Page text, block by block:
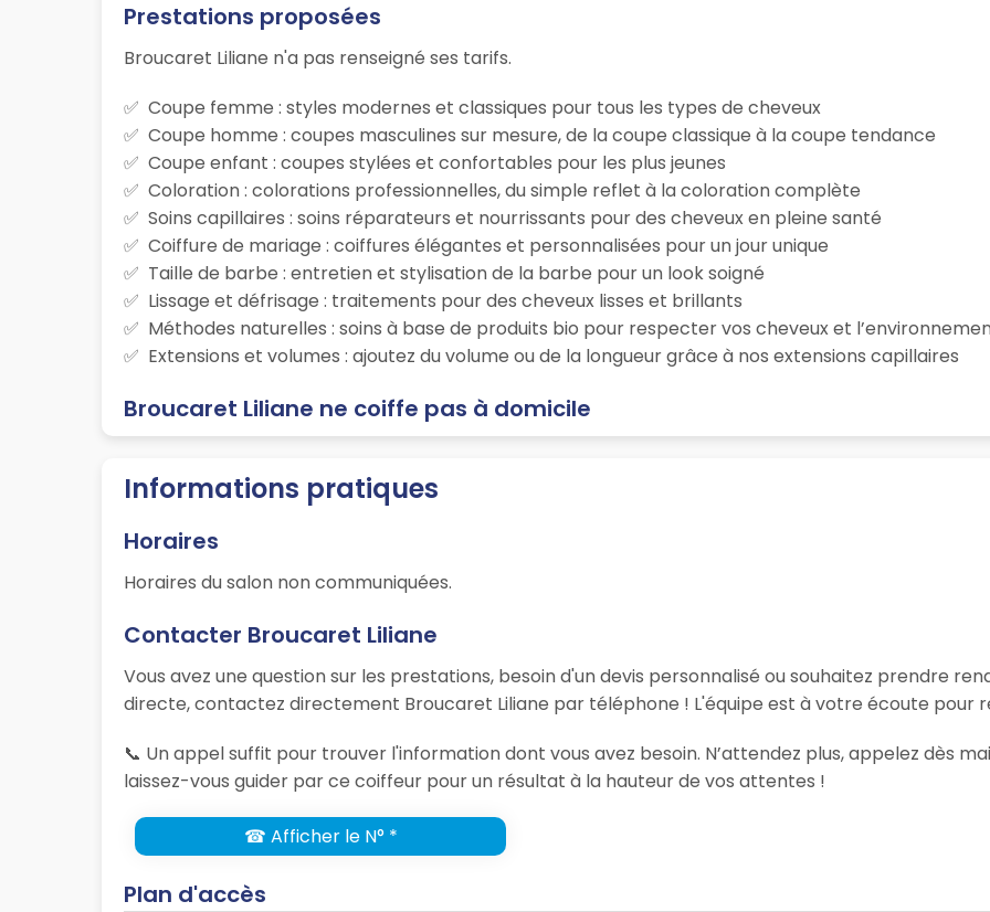
Prestations proposées
Broucaret Liliane n'a pas renseigné ses tarifs.
Coupe femme : styles modernes et classiques pour tous les types de cheveux
Coupe homme : coupes masculines sur mesure, de la coupe classique à la coupe tendance
Coupe enfant : coupes stylées et confortables pour les plus jeunes
Coloration : colorations professionnelles, du simple reflet à la coloration complète
Soins capillaires : soins réparateurs et nourrissants pour des cheveux en pleine santé
Coiffure de mariage : coiffures élégantes et personnalisées pour un jour unique
Taille de barbe : entretien et stylisation de la barbe pour un look soigné
Lissage et défrisage : traitements pour des cheveux lisses et brillants
Méthodes naturelles : soins à base de produits bio pour respecter vos cheveux et
Extensions et volumes : ajoutez du volume ou de la longueur grâce à nos extensions capillaires
Broucaret Liliane ne coiffe pas à domicile
Informations pratiques
Horaires
Horaires du salon non communiquées.
Contacter Broucaret Liliane
Vous avez une question sur les prestations, besoin d'un devis personnalisé ou souhaitez prendre
directe, contactez directement Broucaret Liliane par téléphone ! L'équipe est à votre écoute pour
📞 Un appel suffit pour trouver l'information dont vous avez besoin. N’attendez plus, appelez dès
laissez-vous guider par ce coiffeur pour un résultat à la hauteur de vos attentes !
☎ Afficher le N° *
Plan d'accès